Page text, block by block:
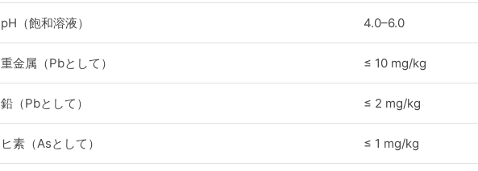
pH（飽和溶液） 4.0–6.0
重金属（Pbとして） ≤ 10 mg/kg
鉛（Pbとして） ≤ 2 mg/kg
ヒ素（Asとして） ≤ 1 mg/kg